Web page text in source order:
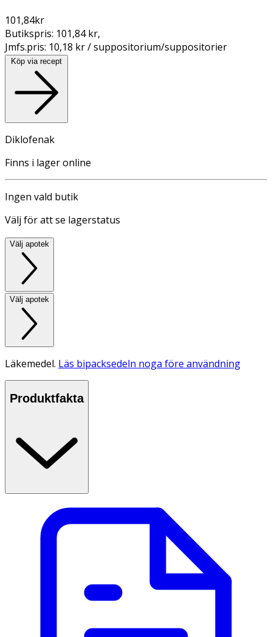
101,84kr
Butikspris: 101,84 kr,
Jmfs.pris: 10,18 kr / suppositorium/suppositorier
Köp via recept
Diklofenak
Finns i lager online
Ingen vald butik
Välj för att se lagerstatus
Välj apotek
Välj apotek
Läkemedel. Läs bipacksedeln noga före användning
Produktfakta